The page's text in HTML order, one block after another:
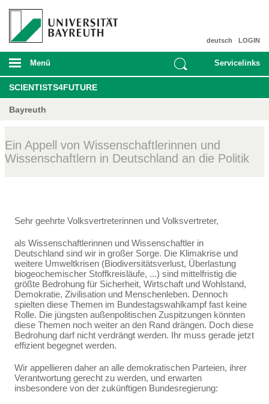
LOGIN
deutsch
Menü Servicelinks
SCIENTISTS4FUTURE
Bayreuth
Ein Appell von Wissenschaftlerinnen und
Wissenschaftlern in Deutschland an die Politik
Sehr geehrte Volksvertreterinnen und Volksvertreter,
als Wissenschaftlerinnen und Wissenschaftler in
Deutschland sind wir in großer Sorge. Die Klima­krise und
weitere Umweltkrisen (Biodiversitätsverlust, Überlastung
biogeochemischer Stoffkreisläu­fe, ...) sind mittelfristig die
größte Bedrohung für Sicherheit, Wirtschaft und Wohlstand,
Demokratie, Zivilisation und Menschenleben. Dennoch
spielten diese Themen im Bundestagswahlkampf fast keine
Rolle. Die jüngsten außenpolitischen Zuspitzungen könnten
diese Themen noch weiter an den Rand drängen. Doch diese
Bedrohung darf nicht verdrängt werden. Ihr muss gerade jetzt
effi­zient begegnet werden.
Wir appellieren daher an alle demokratischen Parteien, ihrer
Verantwortung gerecht zu werden, und erwarten
insbesondere von der zukünftigen Bundesregierung: